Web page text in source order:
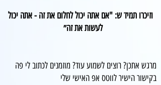
וזיכרו תמיד ש: "אם אתה יכול לחלום את זה - אתה יכול
לעשות את זה״
מרגש אתכן? רוצים לשמוע עוד? מוזמנים לכתוב לי פה
בקישור הישיר לווטס אפ האישי שלי